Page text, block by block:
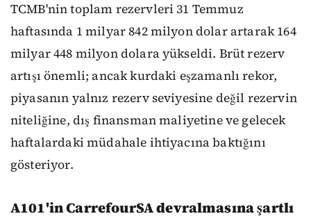
TCMB'nin toplam rezervleri 31 Temmuz
haftasında 1 milyar 842 milyon dolar artarak 164
milyar 448 milyon dolara yükseldi. Brüt rezerv
artışı önemli; ancak kurdaki eşzamanlı rekor,
piyasanın yalnız rezerv seviyesine değil rezervin
niteliğine, dış finansman maliyetine ve gelecek
haftalardaki müdahale ihtiyacına baktığını
gösteriyor.
A101'in CarrefourSA devralmasına şartlı